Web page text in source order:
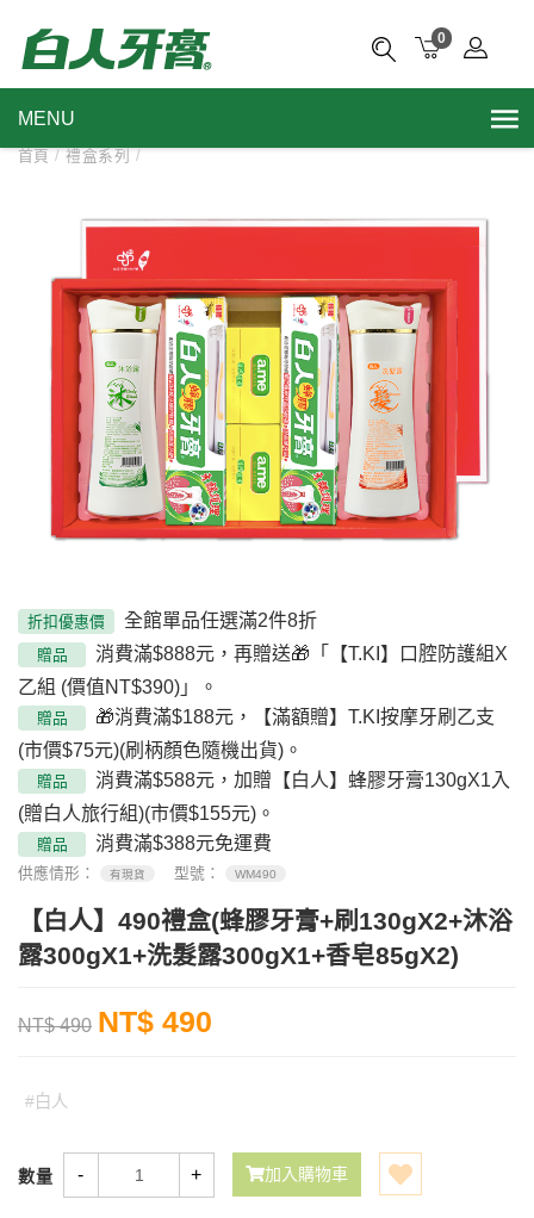
0
MENU
首頁/ 禮盒系列 /
折扣優惠價 全館單品任選滿2件8折
贈品
消費滿$888元，再贈送🎁「【T.KI】口腔防護組X
乙組 (價值NT$390)」。
贈品
🎁消費滿$188元，【滿額贈】T.KI按摩牙刷乙支
(市價$75元)(刷柄顏色隨機出貨)。
贈品
消費滿$588元，加贈【白人】蜂膠牙膏130gX1入
(贈白人旅行組)(市價$155元)。
贈品 消費滿$388元免運費
供應情形： 有現貨 型號： WM490
【白人】490禮盒(蜂膠牙膏+刷130gX2+沐浴
露300gX1+洗髮露300gX1+香皂85gX2)
NT$ 490 NT$ 490
#白人
數量 - + 加入購物車